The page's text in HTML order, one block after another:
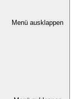
Menü ausklappen